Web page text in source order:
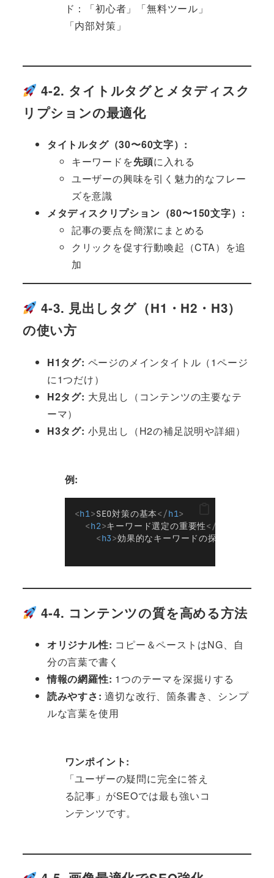
ド：「初心者」「無料ツール」
「内部対策」
4-2. タイトルタグとメタディスク
リプションの最適化
タイトルタグ（30〜60文字）:
キーワードを先頭に入れる
ユーザーの興味を引く魅力的なフレー
ズを意識
メタディスクリプション（80〜150文字）:
記事の要点を簡潔にまとめる
クリックを促す行動喚起（CTA）を追
加
4-3. 見出しタグ（H1・H2・H3）
の使い方
H1タグ: ページのメインタイトル（1ページ
に1つだけ）
H2タグ: 大見出し（コンテンツの主要なテ
ーマ）
H3タグ: 小見出し（H2の補足説明や詳細）
例:
<h1>SEO対策の基本</h1>
<h2>キーワード選定の重要性</
<h3>効果的なキーワードの探し方
4-4. コンテンツの質を高める方法
オリジナル性: コピー＆ペーストはNG、自
分の言葉で書く
情報の網羅性: 1つのテーマを深掘りする
読みやすさ: 適切な改行、箇条書き、シンプ
ルな言葉を使用
ワンポイント:
「ユーザーの疑問に完全に答え
る記事」がSEOでは最も強いコ
ンテンツです。